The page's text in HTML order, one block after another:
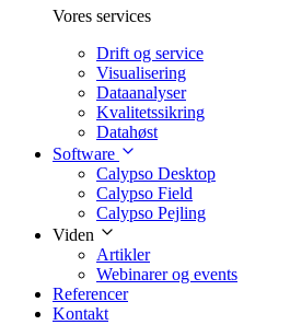
Vores services
Drift og service
Visualisering
Dataanalyser
Kvalitetssikring
Datahøst
Software
Calypso Desktop
Calypso Field
Calypso Pejling
Viden
Artikler
Webinarer og events
Referencer
Kontakt